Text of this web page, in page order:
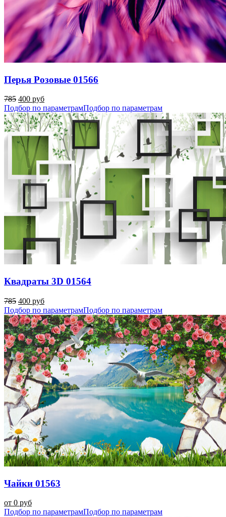
Перья Розовые 01566
785 400 руб
Подбор по параметрамПодбор по параметрам
Квадраты 3D 01564
785 400 руб
Подбор по параметрамПодбор по параметрам
Чайки 01563
от 0 руб
Подбор по параметрамПодбор по параметрам